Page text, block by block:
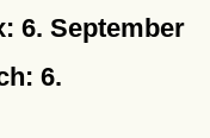
6. September
6.